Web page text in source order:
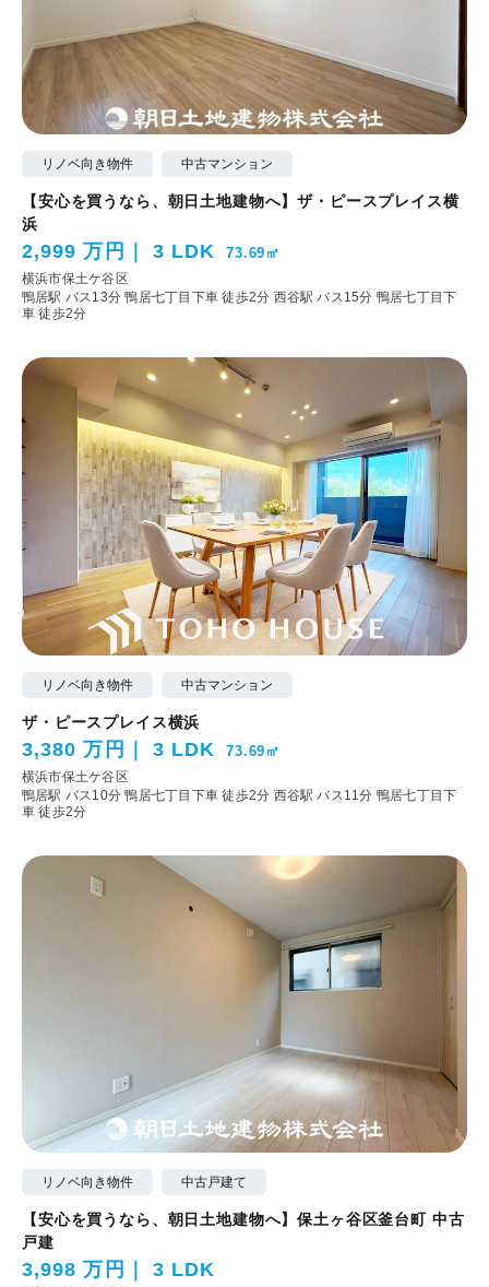
リノベ向き物件 中古マンション
【安心を買うなら、朝日土地建物へ】ザ・ピースプレイス横
浜
2,999 万円 3 LDK 73.69㎡
横浜市保土ケ谷区
鴨居駅 バス13分 鴨居七丁目下車 徒歩2分 西谷駅 バス15分 鴨居七丁目下
車 徒歩2分
リノベ向き物件 中古マンション
ザ・ピースプレイス横浜
3,380 万円 3 LDK 73.69㎡
横浜市保土ケ谷区
鴨居駅 バス10分 鴨居七丁目下車 徒歩2分 西谷駅 バス11分 鴨居七丁目下
車 徒歩2分
リノベ向き物件 中古戸建て
【安心を買うなら、朝日土地建物へ】保土ヶ谷区釜台町 中古
戸建
3,998 万円 3 LDK